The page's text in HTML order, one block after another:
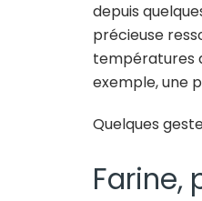
depuis
précieuse
températures
exemple, une
Quelques
Farine,